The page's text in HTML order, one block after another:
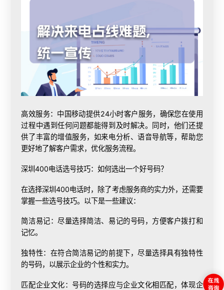
高效服务：中国移动提供24小时客户服务，确保您在使用
过程中遇到任何问题都能得到及时解决。同时，他们还提
供了丰富的增值服务，如来电分析、语音导航等，帮助您
更好地了解客户需求，优化服务流程。
深圳400电话选号技巧：如何选出一个好号码？
在选择深圳400电话时，除了考虑服务商的实力外，还需要
掌握一些选号技巧。以下是一些建议：
简洁易记：尽量选择简洁、易记的号码，方便客户拨打和
记忆。
独特性：在符合简洁易记的前提下，尽量选择具有独特性
的号码，以展示企业的个性和实力。
匹配企业文化：号码的选择应与企业文化相匹配，体现企